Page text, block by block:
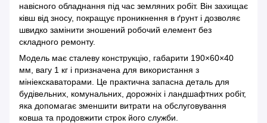
навісного обладнання під час земляних робіт. Він захищає
ківш від зносу, покращує проникнення в ґрунт і дозволяє
швидко замінити зношений робочий елемент без
складного ремонту.
Модель має сталеву конструкцію, габарити 190×60×40
мм, вагу 1 кг і призначена для використання з
мініекскаваторами. Це практична запасна деталь для
будівельних, комунальних, дорожніх і ландшафтних робіт,
яка допомагає зменшити витрати на обслуговування
ковша та продовжити строк його служби.